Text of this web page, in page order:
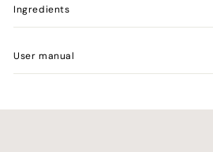
Ingredients
User manual